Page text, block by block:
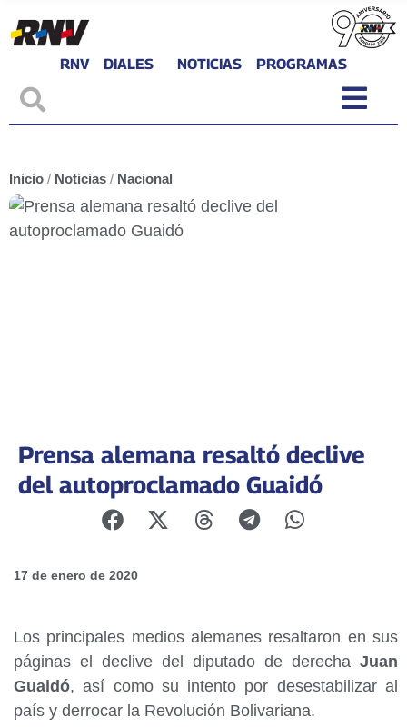
RNV DIALES NOTICIAS PROGRAMAS
Inicio / Noticias / Nacional
Prensa alemana resaltó declive
del autoproclamado Guaidó
17 de enero de 2020
Los principales medios alemanes resaltaron en sus
páginas el declive del diputado de derecha Juan
Guaidó, así como su intento por desestabilizar al
país y derrocar la Revolución Bolivariana.